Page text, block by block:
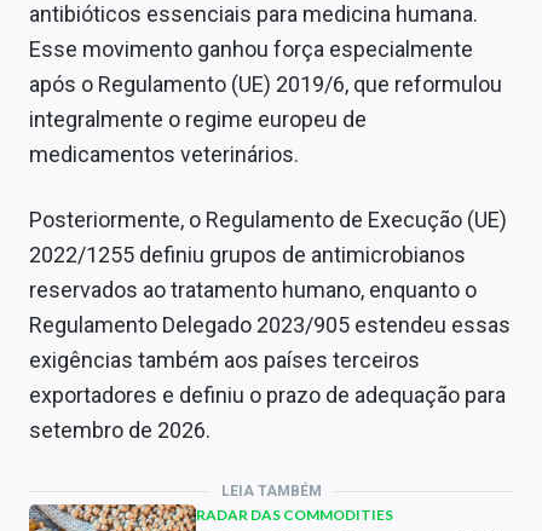
antibióticos essenciais para medicina humana.
Esse movimento ganhou força especialmente
após o Regulamento (UE) 2019/6, que reformulou
integralmente o regime europeu de
medicamentos veterinários.
Posteriormente, o Regulamento de Execução (UE)
2022/1255 definiu grupos de antimicrobianos
reservados ao tratamento humano, enquanto o
Regulamento Delegado 2023/905 estendeu essas
exigências também aos países terceiros
exportadores e definiu o prazo de adequação para
setembro de 2026.
LEIA TAMBÉM
RADAR DAS COMMODITIES